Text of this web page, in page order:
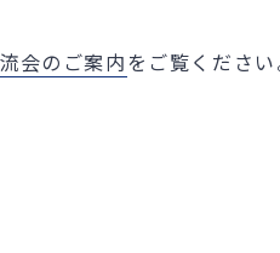
会のご案内をご覧ください